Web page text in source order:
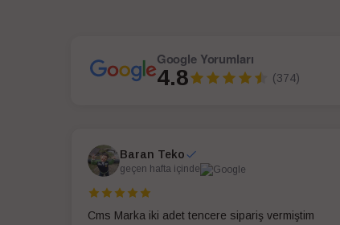
Google Yorumları
4.8 (374)
Baran Teko
geçen hafta içinde
Cms Marka iki adet tencere sipariş vermiştim